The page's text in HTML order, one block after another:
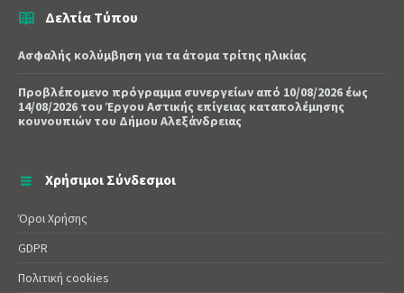
Δελτία Τύπου
Ασφαλής κολύμβηση για τα άτομα τρίτης ηλικίας
Προβλέπομενο πρόγραμμα συνεργείων από 10/08/2026 έως
14/08/2026 του Έργου Αστικής επίγειας καταπολέμησης
κουνουπιών του Δήμου Αλεξάνδρειας
Χρήσιμοι Σύνδεσμοι
Όροι Χρήσης
GDPR
Πολιτική cookies